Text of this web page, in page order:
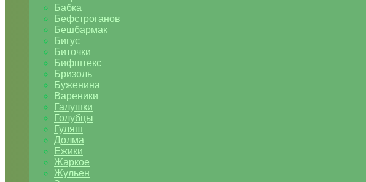
Бабка
Бефстроганов
Бешбармак
Бигус
Биточки
Бифштекс
Бризоль
Буженина
Вареники
Галушки
Голубцы
Гуляш
Долма
Ежики
Жаркое
Жульен